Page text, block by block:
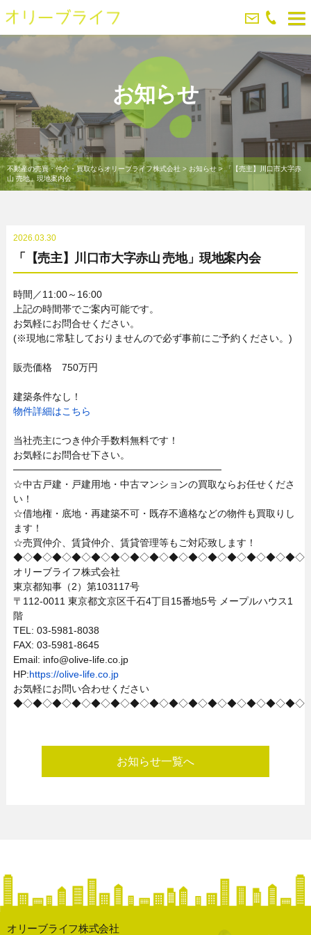
お知らせ
不動産の売買・仲介・買取ならオリーブライフ株式会社 > お知らせ> 「【売主】川口市大字赤
山 売地」現地案内会
2026.03.30
「【売主】川口市大字赤山 売地」現地案内会
時間／11:00～16:00
上記の時間帯でご案内可能です。
お気軽にお問合せください。
(※現地に常駐しておりませんので必ず事前にご予約ください。)
販売価格 750万円
建築条件なし！
物件詳細はこちら
当社売主につき仲介手数料無料です！
お気軽にお問合せ下さい。
──────────────────────────────
☆中古戸建・戸建用地・中古マンションの買取ならお任せくださ
い！
☆借地権・底地・再建築不可・既存不適格などの物件も買取りし
ます！
☆売買仲介、賃貸仲介、賃貸管理等もご対応致します！
◆◇◆◇◆◇◆◇◆◇◆◇◆◇◆◇◆◇◆◇◆◇◆◇◆◇◆◇◆◇
オリーブライフ株式会社
東京都知事（2）第103117号
〒112-0011 東京都文京区千石4丁目15番地5号 メープルハウス1
階
TEL: 03-5981-8038
FAX: 03-5981-8645
Email: info@olive-life.co.jp
HP:https://olive-life.co.jp
お気軽にお問い合わせください
◆◇◆◇◆◇◆◇◆◇◆◇◆◇◆◇◆◇◆◇◆◇◆◇◆◇◆◇◆◇
お知らせ一覧へ
オリーブライフ株式会社